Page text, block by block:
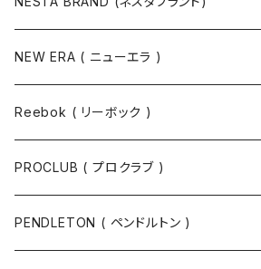
NEW ERA ( ニューエラ )
Reebok ( リーボック )
PROCLUB ( プロクラブ )
PENDLETON ( ペンドルトン )